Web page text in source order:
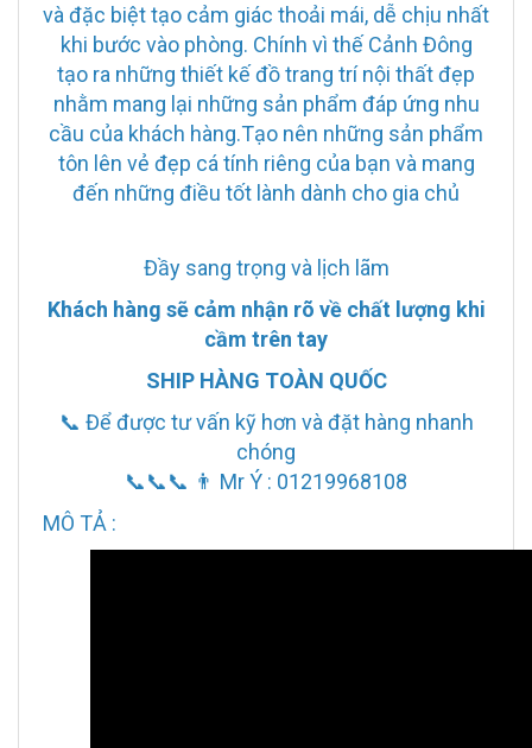
và đặc biệt tạo cảm giác thoải mái, dễ chịu nhất
khi bước vào phòng. Chính vì thế Cảnh Đông
tạo ra những thiết kế đồ trang trí nội thất đẹp
nhằm mang lại những sản phẩm đáp ứng nhu
cầu của khách hàng.Tạo nên những sản phẩm
tôn lên vẻ đẹp cá tính riêng của bạn và mang
đến những điều tốt lành dành cho gia chủ
Đầy sang trọng và lịch lãm
Khách hàng sẽ cảm nhận rõ về chất lượng khi
cầm trên tay
SHIP HÀNG TOÀN QUỐC
📞 Để được tư vấn kỹ hơn và đặt hàng nhanh
chóng
📞📞📞 👨 Mr Ý : 01219968108
MÔ TẢ :